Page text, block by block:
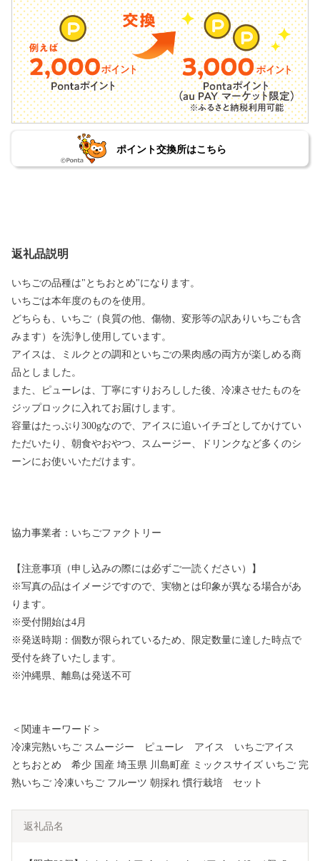
ポイント交換所はこちら
返礼品説明
いちごの品種は"とちおとめ"になります。
いちごは本年度のものを使用。
どちらも、いちご（良質の他、傷物、変形等の訳ありいちごも含
みます）を洗浄し使用しています。
アイスは、ミルクとの調和といちごの果肉感の両方が楽しめる商
品としました。
また、ピューレは、丁寧にすりおろしした後、冷凍させたものを
ジップロックに入れてお届けします。
容量はたっぷり300gなので、アイスに追いイチゴとしてかけてい
ただいたり、朝食やおやつ、スムージー、ドリンクなど多くのシ
ーンにお使いいただけます。
協力事業者：いちごファクトリー
【注意事項（申し込みの際には必ずご一読ください）】
※写真の品はイメージですので、実物とは印象が異なる場合があ
ります。
※受付開始は4月
※発送時期：個数が限られているため、限定数量に達した時点で
受付を終了いたします。
※沖縄県、離島は発送不可
＜関連キーワード＞
冷凍完熟いちご スムージー ピューレ アイス いちごアイス
とちおとめ 希少 国産 埼玉県 川島町産 ミックスサイズ いちご 完
熟いちご 冷凍いちご フルーツ 朝採れ 慣行栽培 セット
返礼品名